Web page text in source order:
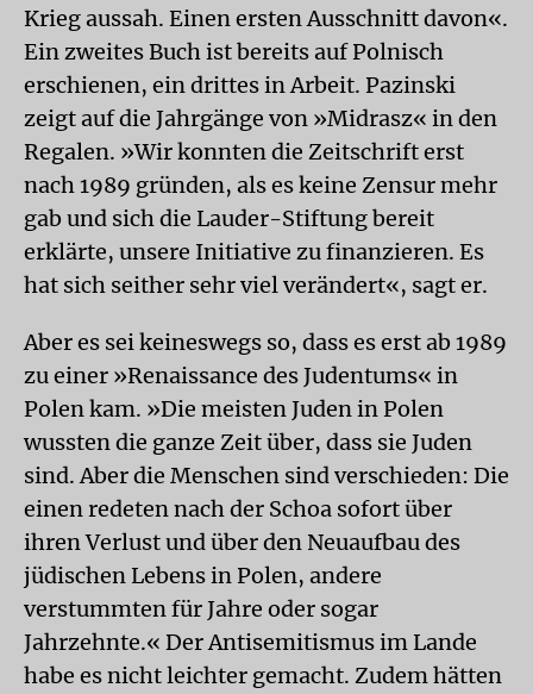
Krieg aussah. Einen ersten Ausschnitt davon«.
Ein zweites Buch ist bereits auf Polnisch
erschienen, ein drittes in Arbeit. Pazinski
zeigt auf die Jahrgänge von »Midrasz« in den
Regalen. »Wir konnten die Zeitschrift erst
nach 1989 gründen, als es keine Zensur mehr
gab und sich die Lauder-Stiftung bereit
erklärte, unsere Initiative zu finanzieren. Es
hat sich seither sehr viel verändert«, sagt er.
Aber es sei keineswegs so, dass es erst ab 1989
zu einer »Renaissance des Judentums« in
Polen kam. »Die meisten Juden in Polen
wussten die ganze Zeit über, dass sie Juden
sind. Aber die Menschen sind verschieden: Die
einen redeten nach der Schoa sofort über
ihren Verlust und über den Neuaufbau des
jüdischen Lebens in Polen, andere
verstummten für Jahre oder sogar
Jahrzehnte.« Der Antisemitismus im Lande
habe es nicht leichter gemacht. Zudem hätten